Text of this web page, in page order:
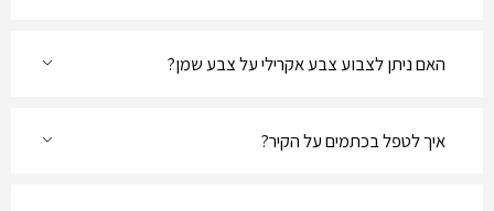
האם ניתן לצבוע צבע אקרילי על צבע שמן?
איך לטפל בכתמים על הקיר?